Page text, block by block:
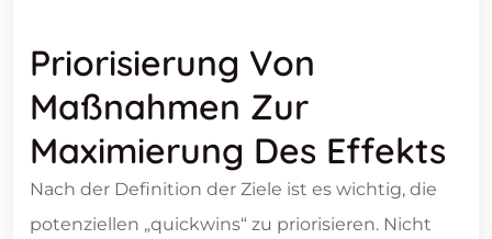
Priorisierung Von
Maßnahmen Zur
Maximierung Des Effekts
Nach der Definition der Ziele ist es wichtig, die
potenziellen „quickwins“ zu priorisieren. Nicht